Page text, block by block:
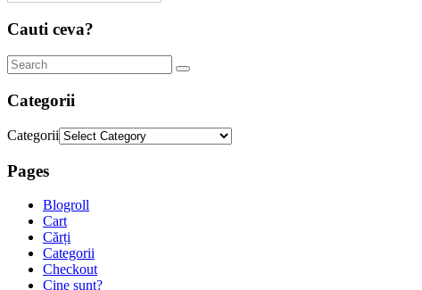
Cauti ceva?
Categorii
Categorii
Pages
Blogroll
Cart
Cărți
Categorii
Checkout
Cine sunt?